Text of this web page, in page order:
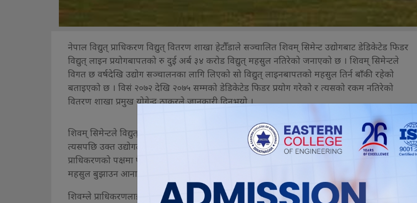
नेपाल विद्युत् प्राधिकरण विद्युत् वितरण शाखा हेटौँडाले सञ्चालित शिवम् सिमेन्ट उद्योगबाट डेडिकेटेड फिडर
विद्युत् लाइन प्रयोगबापतको रु दुई अर्ब ३४ करोड विद्युत् महसुल नतिरेको जनाएको छ । शिवम् सिमेन्टले
विगत छ वर्षदेखि उद्योग सञ्चालनका लागि लिएको सो विद्युत् लाइनबापतको महसुल तिर्न बाँकी रहेको
बताइएको छ । विसं २०७२ देखि २०७५ सम्मको डेडिकेटेड फिडर प्रयोग गरेको र त्यसको रकम नतिरेको
वितरण शाखा प्रमुख योगेन्द्र ठाकुरले जानकारी दिनुभयो ।
शिवम् सिमेन्टले विद्युत् महसुल तिर्न आलटाल गरेपछि सो शाखाले लाइन काटिने सूचना प्रकाशन गरेको थियो ।
त्यसपछि उक्त उद्योगले प्राधिकरणको विरुद्धमा अदालत पुगेको थियो । पाटन उच्च अदालत हेटौँडाले
प्राधिकरणको पक्षमा फैसला गरेको थियो । तथापि शिवम् सिमेन्ट उद्योगले डेडिकेटेड फिडर प्रयोगबापतको
महसुल बुझाउन आनाकानी गर्दैआएको प्रमुख ठाकुरको भनाइ छ ।
शिवम्ले प्राधिकरणलाई तिर्नुपर्ने रकम रु एक अर्ब २१ करोड रहेको भए पनि हालसम्म महसुल नतिरेको कारण